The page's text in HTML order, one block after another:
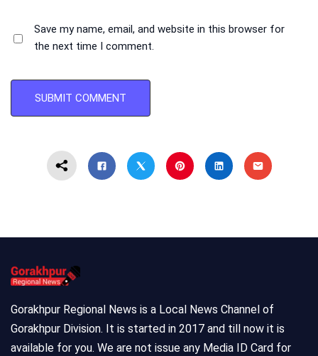
Save my name, email, and website in this browser for
the next time I comment.
Gorakhpur Regional News is a Local News Channel of
Gorakhpur Division. It is started in 2017 and till now it is
available for you. We are not issue any Media ID Card for